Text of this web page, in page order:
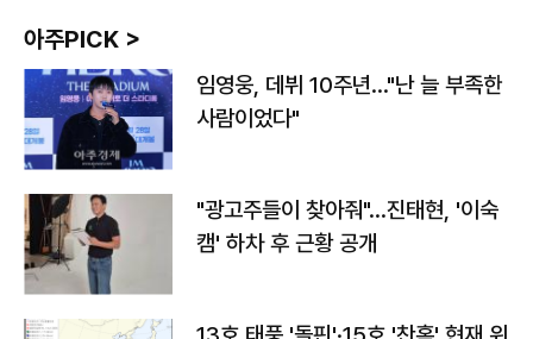
아주PICK >
임영웅, 데뷔 10주년…"난 늘 부족한
사람이었다"
"광고주들이 찾아줘"…진태현, '이숙
캠' 하차 후 근황 공개